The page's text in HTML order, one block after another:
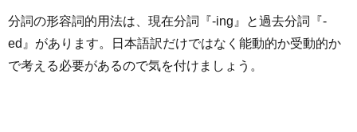
分詞の形容詞的用法は、現在分詞『-ing』と過去分詞『-
ed』があります。日本語訳だけではなく能動的か受動的か
で考える必要があるので気を付けましょう。